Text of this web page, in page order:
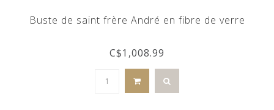
Buste de saint frère André en fibre de verre
C$1,008.99